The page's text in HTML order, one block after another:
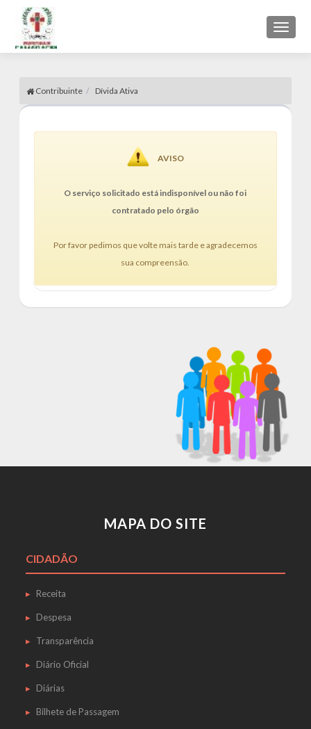
Toggle
Contribuinte Dívida Ativa
AVISO
O serviço solicitado está indisponível ou não foi
contratado pelo órgão
Por favor pedimos que volte mais tarde e agradecemos
sua compreensão.
MAPA DO SITE
CIDADÃO
Receita
Despesa
Transparência
Diário Oficial
Diárias
Bilhete de Passagem